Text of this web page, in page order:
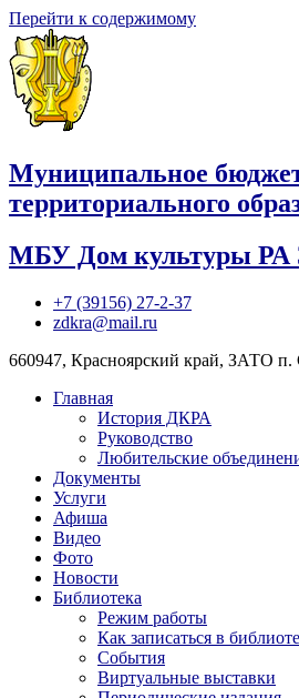
Перейти к содержимому
Муниципальное
территориального
МБУ Дом культуры РА
+7 (39156) 27-2-37
zdkra@mail.ru
660947, Красноярский край, ЗАТО
Главная
История ДКРА
Руководство
Любительские
Документы
Услуги
Афиша
Видео
Фото
Новости
Библиотека
Режим работы
Как записаться в
События
Виртуальные выставки